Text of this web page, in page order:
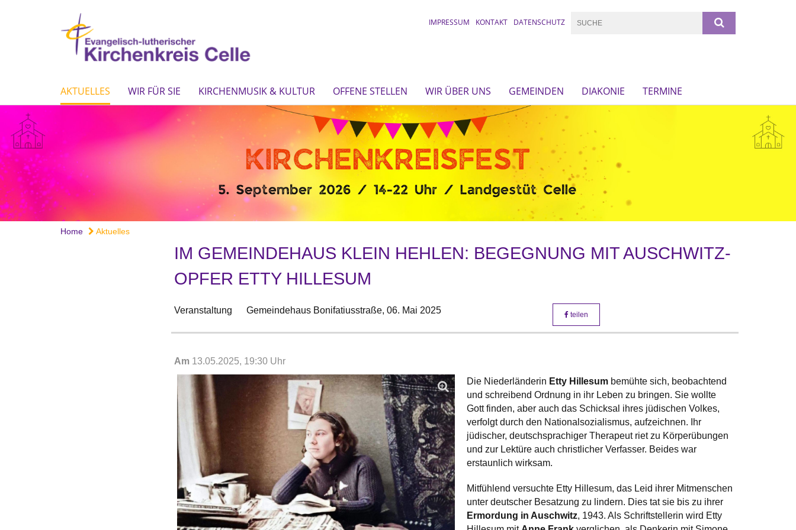
IMPRESSUM KONTAKT DATENSCHUTZ
AKTUELLES WIR FÜR SIE KIRCHENMUSIK & KULTUR OFFENE STELLEN WIR ÜBER UNS GEMEINDEN DIAKONIE TERMINE
Home Aktuelles
IM GEMEINDEHAUS KLEIN HEHLEN: BEGEGNUNG MIT AUSCHWITZ-
OPFER ETTY HILLESUM
Veranstaltung Gemeindehaus Bonifatiusstraße, 06. Mai 2025 teilen
Am 13.05.2025, 19:30 Uhr
Die Niederländerin Etty Hillesumbemühte sich, beobachtend
und schreibend Ordnung in ihr Leben zu bringen. Sie wollte
Gott finden, aber auch das Schicksal ihres jüdischen Volkes,
verfolgt durch den Nationalsozialismus, aufzeichnen. Ihr
jüdischer, deutschsprachiger Therapeut riet zu Körperübungen
und zur Lektüre auch christlicher Verfasser. Beides war
erstaunlich wirksam.
Mitfühlend versuchte Etty Hillesum, das Leid ihrer Mitmenschen
unter deutscher Besatzung zu lindern. Dies tat sie bis zu ihrer
Ermordung in Auschwitz, 1943. Als Schriftstellerin wird Etty